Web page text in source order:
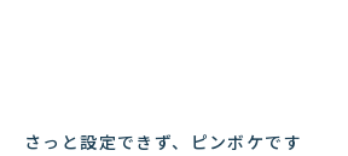
さっと設定できず、ピンボケです